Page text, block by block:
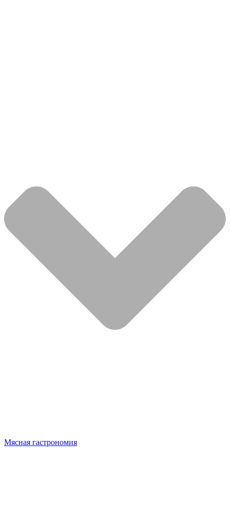
Мясная гастрономия